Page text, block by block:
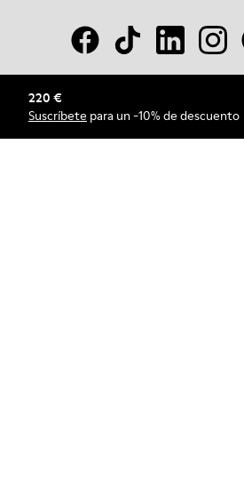
220 €
Suscríbete para un -10% de descuento
© Camper, 2026